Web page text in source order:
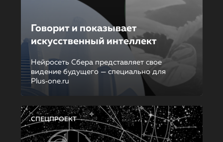
Говорит и показывает
искусственный интеллект
Нейросеть Сбера представляет свое
видение будущего — специально для
Plus‑one.ru
СПЕЦПРОЕКТ